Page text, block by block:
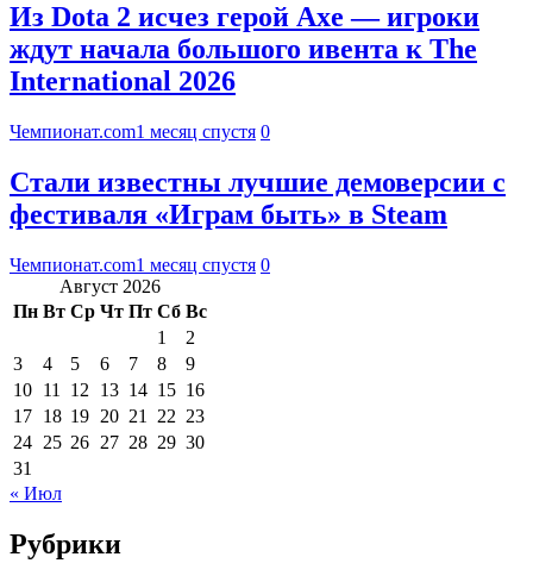
Из Dota 2 исчез герой Axe — игроки
ждут начала большого ивента к The
International 2026
Чемпионат.com1 месяц спустя 0
Стали известны лучшие демоверсии с
фестиваля «Играм быть» в Steam
Чемпионат.com1 месяц спустя 0
Август 2026
Пн Вт Ср Чт Пт Сб Вс
1
2
3
4 5 6 7 8
9
10 11 12 13 14 15 16
17 18 19 20 21 22 23
24 25 26 27 28 29 30
31
« Июл
Рубрики